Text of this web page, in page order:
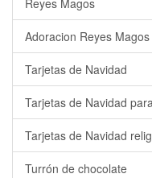
Reyes Magos
Adoracion Reyes Magos
Tarjetas de Navidad
Tarjetas de Navidad
Tarjetas de Navidad
Turrón de chocolate